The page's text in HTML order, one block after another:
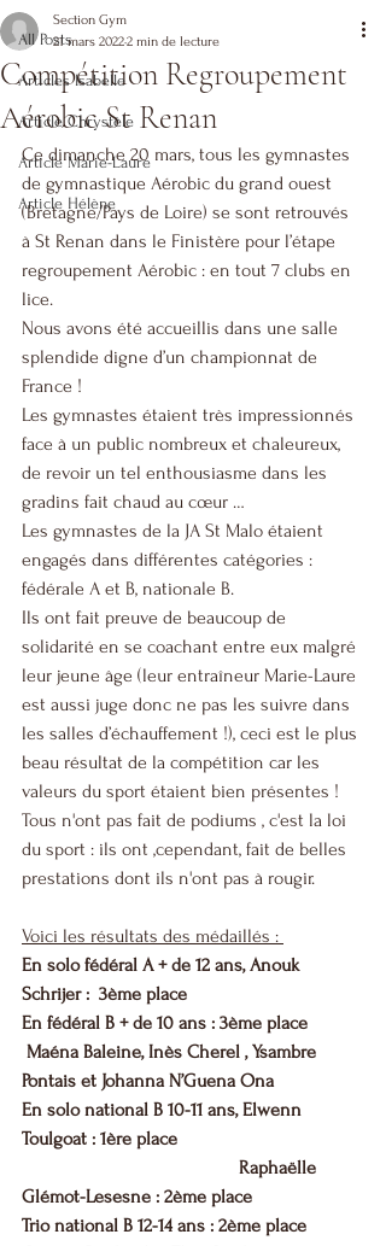
All Posts
Articles Isabelle
Article Chrystèle
Article Marie-Laure
Article Hélène
Compétition Regroupement
Aérobic St Renan
Section Gym
21 mars 20222 min de lecture
Ce dimanche 20 mars, tous les gymnastes
de gymnastique Aérobic du grand ouest
(Bretagne/Pays de Loire) se sont retrouvés
à St Renan dans le Finistère pour l’étape
regroupement Aérobic : en tout 7 clubs en
lice.
Nous avons été accueillis dans une salle
splendide digne d’un championnat de
France !
Les gymnastes étaient très impressionnés
face à un public nombreux et chaleureux,
de revoir un tel enthousiasme dans les
gradins fait chaud au cœur …
Les gymnastes de la JA St Malo étaient
engagés dans différentes catégories :
fédérale A et B, nationale B.
Ils ont fait preuve de beaucoup de
solidarité en se coachant entre eux malgré
leur jeune âge (leur entraîneur Marie-Laure
est aussi juge donc ne pas les suivre dans
les salles d’échauffement !), ceci est le plus
beau résultat de la compétition car les
valeurs du sport étaient bien présentes !
Tous n'ont pas fait de podiums , c'est la loi
du sport : ils ont ,cependant, fait de belles
prestations dont ils n'ont pas à rougir.
Voici les résultats des médaillés :
En solo fédéral A + de 12 ans, Anouk
Schrijer :  3ème place
En fédéral B + de 10 ans : 3ème place
Pontais et Johanna N’Guena Ona
En solo national B 10-11 ans, Elwenn
Toulgoat : 1ère place
Glémot-Lesesne : 2ème place
Trio national B 12-14 ans : 2ème place